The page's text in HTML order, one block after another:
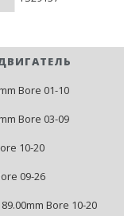
Bore 01-10
Bore 03-09
10-20
09-26
Bore 10-20